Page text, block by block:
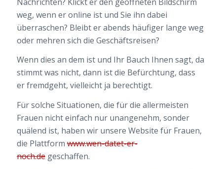
weg, wenn er online ist und Sie ihn dabei
überraschen? Bleibt er abends häufiger lange weg
oder mehren sich die Geschäftsreisen?
Wenn dies an dem ist und Ihr Bauch Ihnen sagt, da
stimmt was nicht, dann ist die Befürchtung, dass
er fremdgeht, vielleicht ja berechtigt.
Für solche Situationen, die für die allermeisten
Frauen nicht einfach nur unangenehm, sonder
quälend ist, haben wir unsere Website für Frauen,
die Plattformwww.wen-datet-er-
noch.degeschaffen.